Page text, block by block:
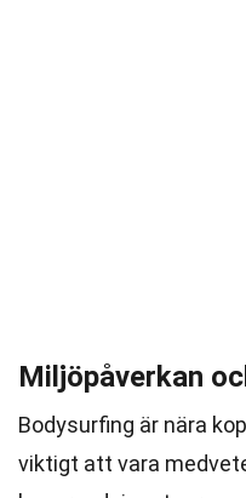
Miljöpåverkan
Bodysurfing är nära
viktigt att vara